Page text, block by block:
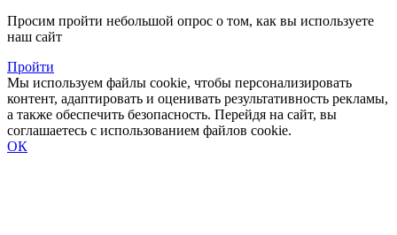
Просим пройти небольшой опрос о том, как вы используете
наш сайт
Пройти
Мы используем файлы cookie, чтобы персонализировать
контент, адаптировать и оценивать результативность рекламы,
а также обеспечить безопасность. Перейдя на сайт, вы
соглашаетесь с использованием файлов cookie.
ОК